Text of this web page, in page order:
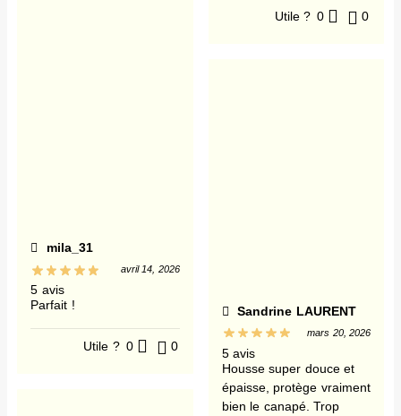
mila_31
5 avis
avril 14, 2026
Parfait !
Utile ? 0 0
Utile ? 0 0
Sandrine LAURENT
5 avis
mars 20, 2026
Housse super douce et
épaisse, protège vraiment
bien le canapé. Trop